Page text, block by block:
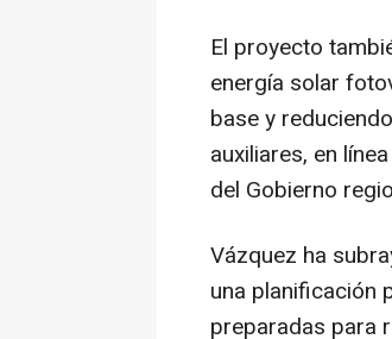
El proyecto
energía solar
base y
auxiliares, en
del Gobierno
Vázquez ha
una planificación
preparadas para